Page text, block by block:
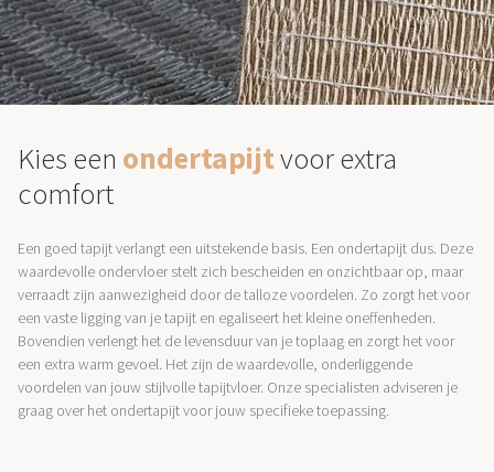
Kies een ondertapijtvoor extra
comfort
Een goed tapijt verlangt een uitstekende basis. Een ondertapijt dus. Deze
waardevolle ondervloer stelt zich bescheiden en onzichtbaar op, maar
verraadt zijn aanwezigheid door de talloze voordelen. Zo zorgt het voor
een vaste ligging van je tapijt en egaliseert het kleine oneffenheden.
Bovendien verlengt het de levensduur van je toplaag en zorgt het voor
een extra warm gevoel. Het zijn de waardevolle, onderliggende
voordelen van jouw stijlvolle tapijtvloer. Onze specialisten adviseren je
graag over het ondertapijt voor jouw specifieke toepassing.